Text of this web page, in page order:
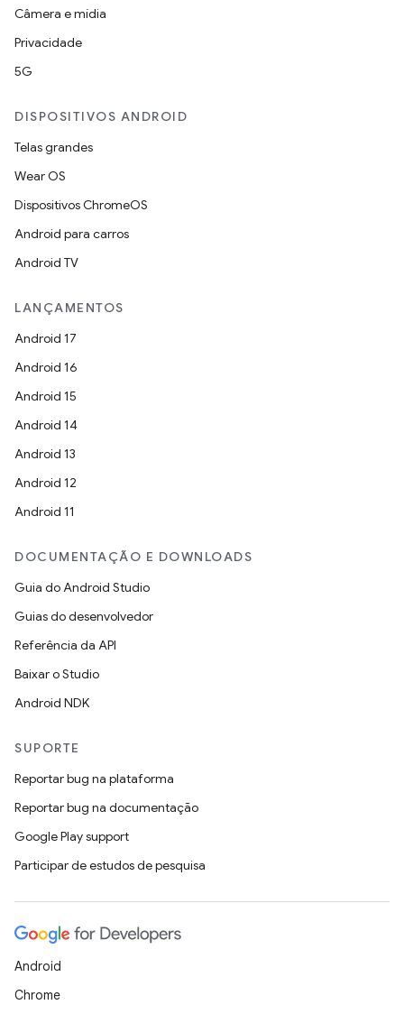
Câmera e mídia
Privacidade
5G
DISPOSITIVOS ANDROID
Telas grandes
Wear OS
Dispositivos ChromeOS
Android para carros
Android TV
LANÇAMENTOS
Android 17
Android 16
Android 15
Android 14
Android 13
Android 12
Android 11
DOCUMENTAÇÃO E DOWNLOADS
Guia do Android Studio
Guias do desenvolvedor
Referência da API
Baixar o Studio
Android NDK
SUPORTE
Reportar bug na plataforma
Reportar bug na documentação
Google Play support
Participar de estudos de pesquisa
Android
Chrome